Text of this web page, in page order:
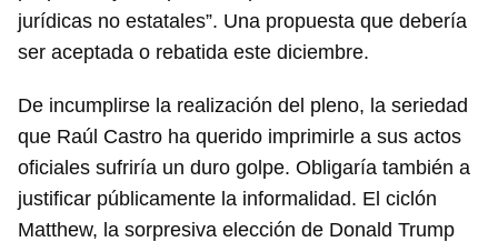
jurídicas no estatales”. Una propuesta que debería
ser aceptada o rebatida este diciembre.
De incumplirse la realización del pleno, la seriedad
que Raúl Castro ha querido imprimirle a sus actos
oficiales sufriría un duro golpe. Obligaría también a
justificar públicamente la informalidad. El ciclón
Matthew, la sorpresiva elección de Donald Trump